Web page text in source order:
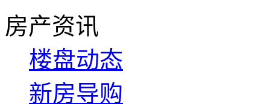
房产资讯
楼盘动态
新房导购